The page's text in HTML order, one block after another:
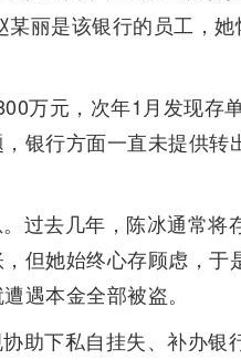
丽是该银行的员工，
万元，次年1月发现存
银行方面一直未提供转
过去几年，陈冰通常将
但她始终心存顾虑，于
遇本金全部被盗。
助下私自挂失、补办银